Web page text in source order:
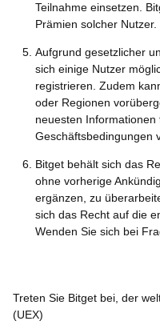
Teilnahme einsetzen.
Prämien solcher Nutzer.
Aufgrund gesetzlicher
sich einige Nutzer
registrieren. Zudem
oder Regionen
neuesten Informationen
Geschäftsbedingungen
Bitget behält sich das
ohne vorherige
ergänzen, zu
sich das Recht auf die
Wenden Sie sich bei
Treten Sie Bitget bei, der
(UEX)